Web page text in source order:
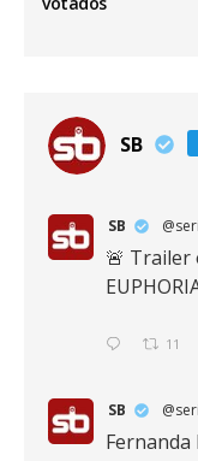
SB
SB
🚨 Trailer
11
SB